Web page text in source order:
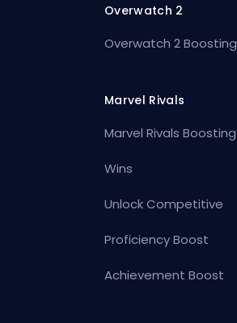
Overwatch 2
Overwatch 2 Boosting
Marvel Rivals
Marvel Rivals Boosting
Wins
Unlock Competitive
Proficiency Boost
Achievement Boost